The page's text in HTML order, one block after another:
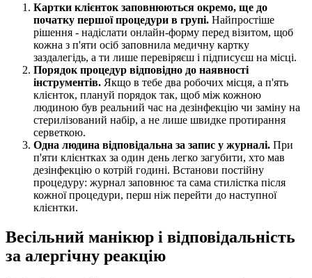
Картки клієнток заповнюються окремо, ще до
початку першої процедури в групі. Найпростіше
рішення - надіслати онлайн-форму перед візитом, щоб
кожна з п'яти осіб заповнила медичну картку
заздалегідь, а ти лише перевіряєш і підписуєш на місці.
Порядок процедур відповідно до наявності
інструментів. Якщо в тебе два робочих місця, а п'ять
клієнток, плануй порядок так, щоб між кожною
людиною був реальний час на дезінфекцію чи заміну на
стерилізований набір, а не лише швидке протирання
серветкою.
Одна людина відповідальна за запис у журналі. При
п'яти клієнтках за один день легко загубити, хто мав
дезінфекцію о котрій годині. Встанови постійну
процедуру: журнал заповнює та сама стилістка після
кожної процедури, перш ніж перейти до наступної
клієнтки.
Весільний манікюр і відповідальність
за алергічну реакцію